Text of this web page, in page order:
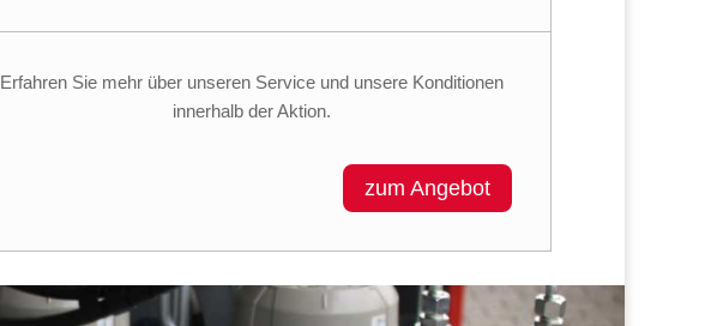
Erfahren Sie mehr über unseren Service und unsere Konditionen
innerhalb der Aktion.
zum Angebot